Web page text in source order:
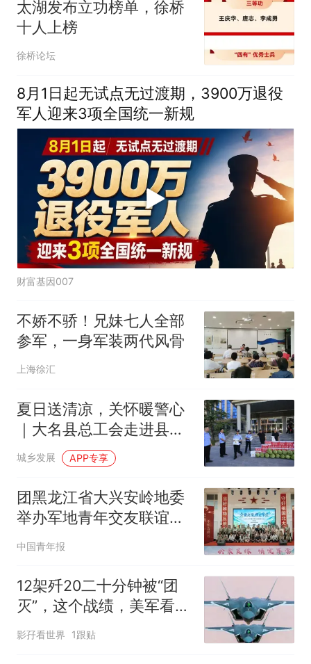
太湖发布立功榜单，徐桥
十人上榜
徐桥论坛
8月1日起无试点无过渡期，3900万退役
军人迎来3项全国统一新规
财富基因007
不娇不骄！兄妹七人全部
参军，一身军装两代风骨
上海徐汇
夏日送清凉，关怀暖警心
｜大名县总工会走进县公
安局开展 “送清凉” 慰问，
助力公安 “零点行动”
城乡发展 APP专享
团黑龙江省大兴安岭地委
举办军地青年交友联谊活
动
中国青年报
12架歼20二十分钟被“团
灭”，这个战绩，美军看后
却高兴不起来！
影孖看世界 1跟贴